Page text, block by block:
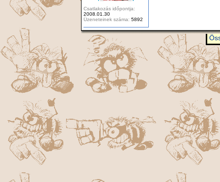
Csatlakozás időpontja:
2008.01.30
Üzeneteinek száma: 5892